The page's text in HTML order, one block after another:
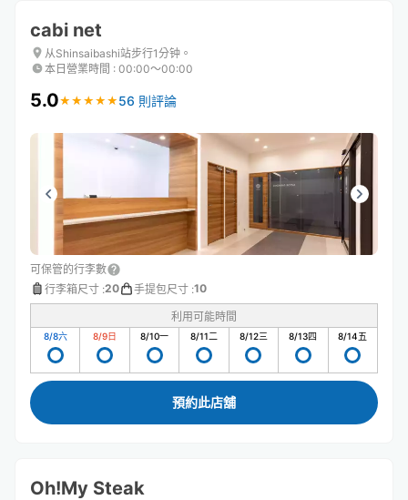
cabi net
从Shinsaibashi站步行1分钟。
本日營業時間 : 00:00〜00:00
5.0★ ★ ★ ★ ★
★ ★ ★ ★ ★ 56 則評論
可保管的行李數
行李箱尺寸 :20 手提包尺寸 :10
利用可能時間
8/8六 8/9日 8/10一 8/11二 8/12三 8/13四 8/14五
預約此店舖
Oh!My Steak